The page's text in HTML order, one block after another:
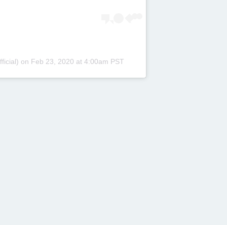
on Feb 23, 2020 at 4:00am PST